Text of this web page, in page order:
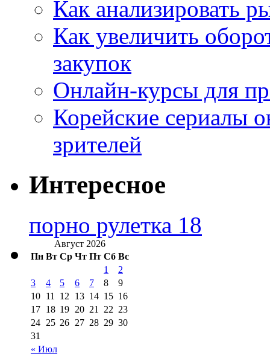
Как анализировать
Как увеличить
закупок
Онлайн-курсы для
Корейские сериалы
зрителей
Интересное
порно рулетка 18
Август 2026
Пн Вт Ср Чт Пт Сб Вс
« Июл
1
2
3
4 5 6 7 8
9
10 11 12 13 14 15 16
17 18 19 20 21 22 23
24 25 26 27 28 29 30
31